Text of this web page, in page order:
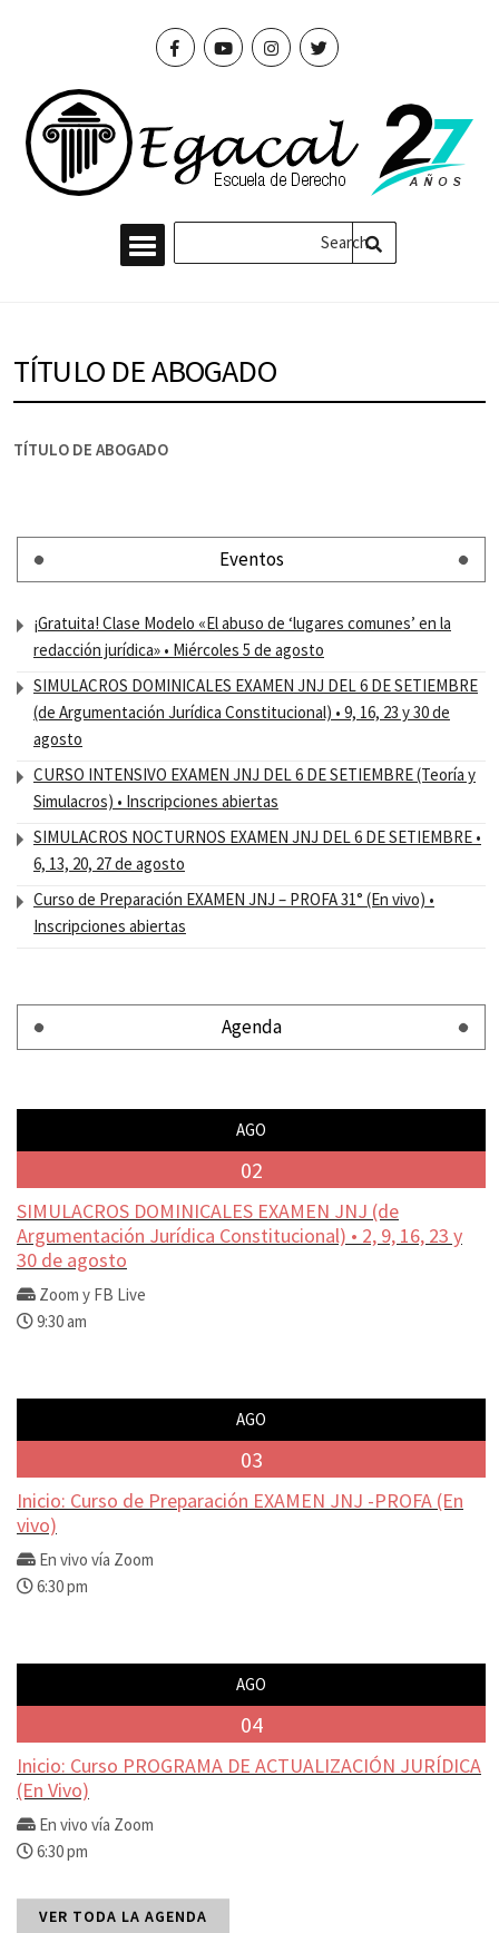
TÍTULO DE ABOGADO
TÍTULO DE ABOGADO
Eventos
¡Gratuita! Clase Modelo «El abuso de ‘lugares comunes’ en la
redacción jurídica» • Miércoles 5 de agosto
SIMULACROS DOMINICALES EXAMEN JNJ DEL 6 DE SETIEMBRE
(de Argumentación Jurídica Constitucional) • 9, 16, 23 y 30 de
agosto
CURSO INTENSIVO EXAMEN JNJ DEL 6 DE SETIEMBRE (Teoría y
Simulacros) • Inscripciones abiertas
SIMULACROS NOCTURNOS EXAMEN JNJ DEL 6 DE SETIEMBRE •
6, 13, 20, 27 de agosto
Curso de Preparación EXAMEN JNJ – PROFA 31° (En vivo) •
Inscripciones abiertas
Agenda
AGO
02
SIMULACROS DOMINICALES EXAMEN JNJ (de
Argumentación Jurídica Constitucional) • 2, 9, 16, 23 y
30 de agosto
Zoom y FB Live
9:30 am
AGO
03
Inicio: Curso de Preparación EXAMEN JNJ -PROFA (En
vivo)
En vivo vía Zoom
6:30 pm
AGO
04
Inicio: Curso PROGRAMA DE ACTUALIZACIÓN JURÍDICA
(En Vivo)
En vivo vía Zoom
6:30 pm
VER TODA LA AGENDA